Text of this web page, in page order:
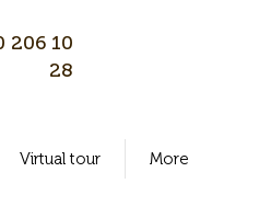
206 10
28
Virtual tour More